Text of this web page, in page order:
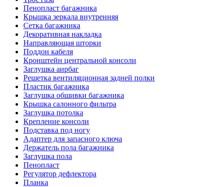
Пенопласт багажника
Крышка зеркала внутренняя
Сетка багажника
Декоративная накладка
Направляющая шторки
Поддон кабеля
Кронштейн центральной консоли
Заглушка аирбаг
Решетка вентиляционная задней полки
Пластик багажника
Заглушка обшивки багажника
Крышка салонного фильтра
Заглушка потолка
Крепление консоли
Подставка под ногу
Адаптер для запасного ключа
Держатель пола багажника
Заглушка пола
Пенопласт
Регулятор дефлектора
Планка